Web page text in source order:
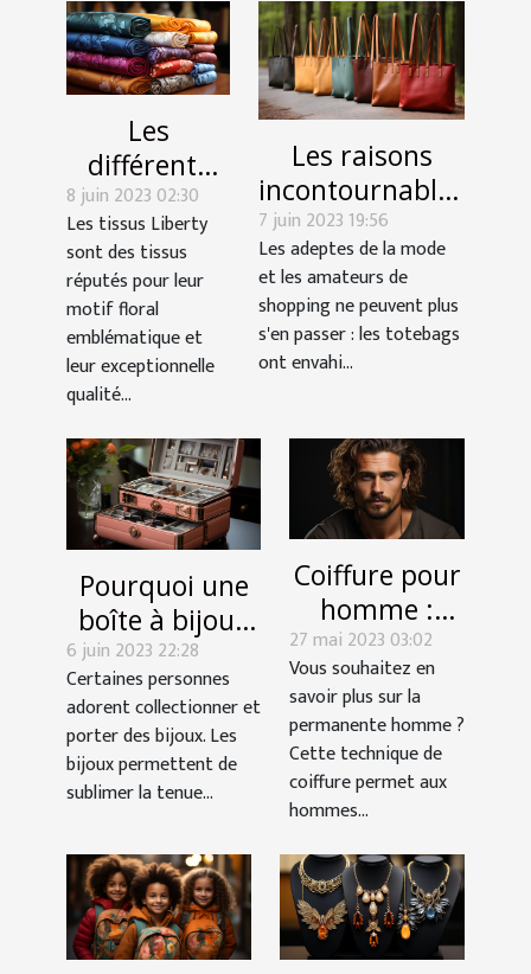
Les
différents
types de
tissus
Liberty
8 juin 2023 02:30
Les tissus Liberty
sont des tissus
réputés pour leur
motif floral
emblématique et
leur exceptionnelle
qualité...
Les raisons
incontournables
d’acquérir un
totebag à la
mode
7 juin 2023 19:56
Les adeptes de la mode
et les amateurs de
shopping ne peuvent plus
s'en passer : les totebags
ont envahi...
Pourquoi une
boîte à bijoux
est-elle
indispensable ?
6 juin 2023 22:28
Certaines personnes
adorent collectionner et
porter des bijoux. Les
bijoux permettent de
sublimer la tenue...
Coiffure pour
homme :
quoi
comprendre
de la
permanente
?
27 mai 2023 03:02
Vous souhaitez en
savoir plus sur la
permanente homme ?
Cette technique de
coiffure permet aux
hommes...